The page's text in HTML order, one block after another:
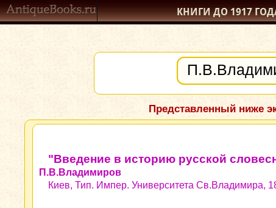
КНИГИ ДО 1917
Представленный ниже
"Введение в историю русской
П.В.Владимиров
Киев, Тип. Импер. Университета Св.Владимира,